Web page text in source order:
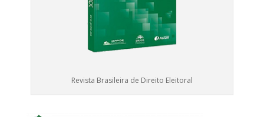
Revista Brasileira de Direito Eleitoral